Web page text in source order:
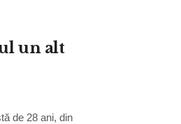
un alt
de 28 ani, din